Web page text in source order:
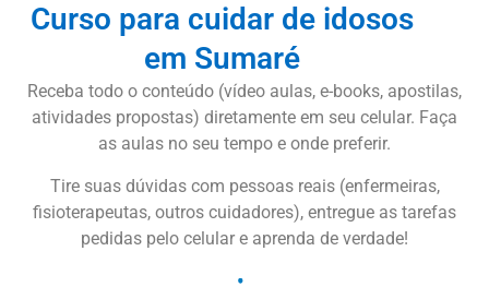
Curso para cuidar de idosos
em Sumaré
Receba todo o conteúdo (vídeo aulas, e-books, apostilas,
atividades propostas) diretamente em seu celular. Faça
as aulas no seu tempo e onde preferir.
Tire suas dúvidas com pessoas reais (enfermeiras,
fisioterapeutas, outros cuidadores), entregue as tarefas
pedidas pelo celular e aprenda de verdade!